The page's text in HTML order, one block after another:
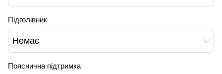
Підголівник
Немає
Пояснична підтримка